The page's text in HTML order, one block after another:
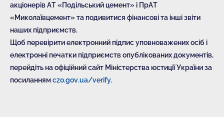
акціонерів АТ «Подільський цемент» і ПрАТ
«Миколаївцемент» та подивитися фінансові та інші звіти
наших підприємств.
Щоб перевірити електронний підпис уповноважених осіб і
електронні печатки підприємств опублікованих документів,
перейдіть на офіційний сайт Міністерства юстиції України за
посиланнямczo.gov.ua/verify.